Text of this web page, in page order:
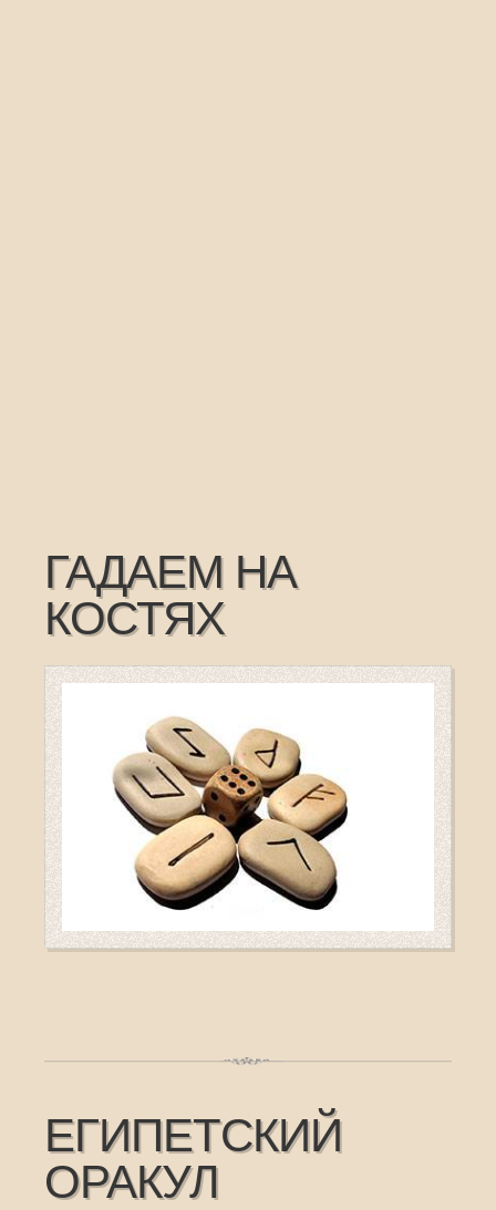
ГАДАЕМ НА
КОСТЯХ
ЕГИПЕТСКИЙ
ОРАКУЛ